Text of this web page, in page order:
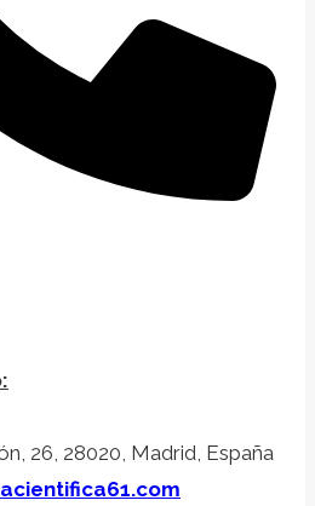
26, 28020, Madrid, España